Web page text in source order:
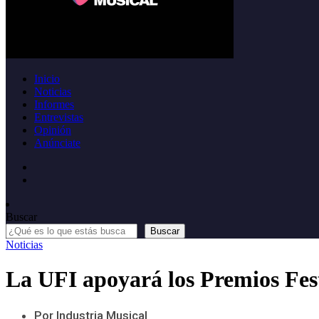
Inicio
Noticias
Informes
Entrevistas
Opinión
Anúnciate
Buscar
Buscar
Noticias
La UFI apoyará los Premios
Por Industria Musical